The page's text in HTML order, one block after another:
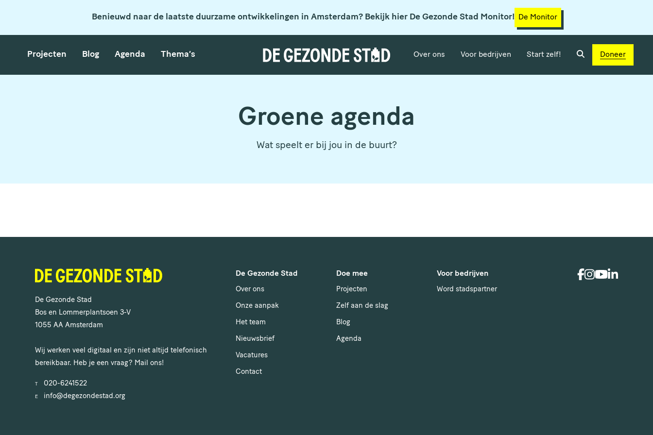
Benieuwd naar de laatste duurzame ontwikkelingen in Amsterdam? Bekijk hier De Gezonde Stad Monitor! De Monitor
Projecten Blog Agenda Thema’s Over ons Voor bedrijven Start zelf! Doneer
Groene agenda
Wat speelt er bij jou in de buurt?
De Gezonde Stad
Bos en Lommerplantsoen 3-V
1055 AA Amsterdam
Wij werken veel digitaal en zijn niet altijd telefonisch
bereikbaar. Heb je een vraag? Mail ons!
T 020-6241522
E info@degezondestad.org
De Gezonde Stad
Over ons
Onze aanpak
Het team
Nieuwsbrief
Vacatures
Contact
Doe mee
Projecten
Zelf aan de slag
Blog
Agenda
Voor bedrijven
Word stadspartner